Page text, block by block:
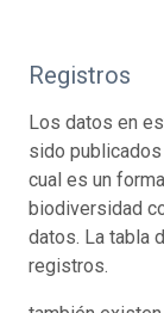
Registros
Los datos en
sido
cual es un
biodiversidad
datos. La tabla
registros.